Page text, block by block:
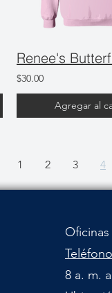
$30.00
Agregar al
1 2 3 4
8 a. m.